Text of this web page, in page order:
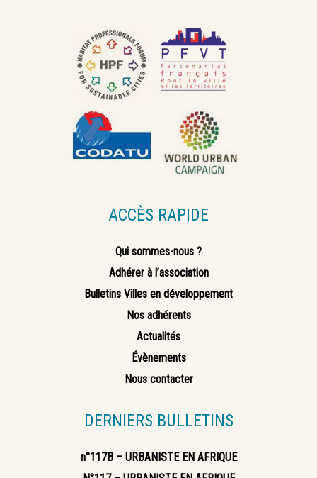
ACCÈS RAPIDE
Qui sommes-nous ?
Adhérer à l’association
Bulletins Villes en développement
Nos adhérents
Actualités
Évènements
Nous contacter
DERNIERS BULLETINS
n°117B – URBANISTE EN AFRIQUE